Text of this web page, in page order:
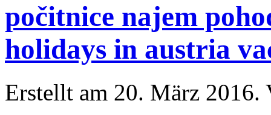
počitnice najem
holidays in austria
Erstellt am 20. März